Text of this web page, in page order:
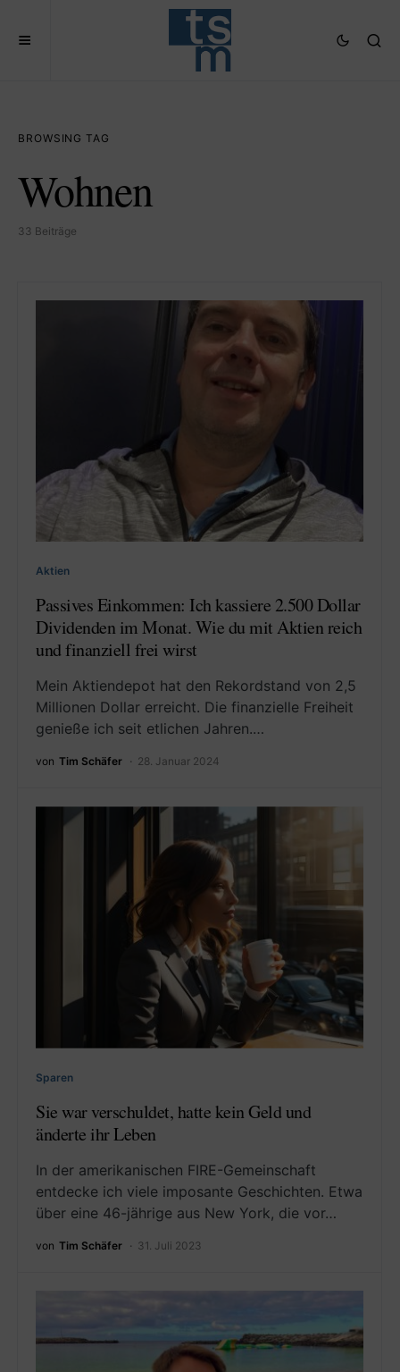
BROWSING TAG
Wohnen
33 Beiträge
Aktien
Passives Einkommen: Ich kassiere 2.500 Dollar
Dividenden im Monat. Wie du mit Aktien reich
und finanziell frei wirst
Mein Aktiendepot hat den Rekordstand von 2,5
Millionen Dollar erreicht. Die finanzielle Freiheit
genieße ich seit etlichen Jahren.…
von Tim Schäfer 28. Januar 2024
Sparen
Sie war verschuldet, hatte kein Geld und
änderte ihr Leben
In der amerikanischen FIRE-Gemeinschaft
entdecke ich viele imposante Geschichten. Etwa
über eine 46-jährige aus New York, die vor…
von Tim Schäfer 31. Juli 2023